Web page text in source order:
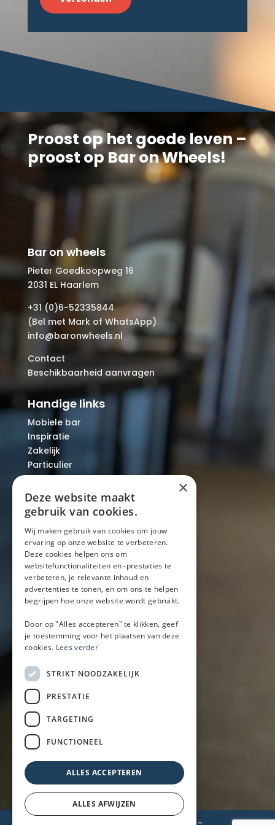
Proost op het goede leven –
proost op Bar on Wheels!
Bar on wheels
Pieter Goedkoopweg 16
2031 EL Haarlem
+31 (0)6-52335844
(Bel met Mark of WhatsApp)
info@baronwheels.nl
Contact
Beschikbaarheid aanvragen
Handige links
Mobiele bar
Inspiratie
Zakelijk
Particulier
Over ons
Blog
Locaties
Mobiele bar
Mobiele bar huren
Bier/wijn/fris bar
Champagnebar
Wijnbar
Aperol spritz bar
Arrangementen
Lunch
Borrel met hapjes
BBQ
Buffet
Walking dinner
×
Deze website maakt
gebruik van cookies.
Wij maken gebruik van cookies om jouw
ervaring op onze website te verbeteren.
Deze cookies helpen ons om
websitefunctionaliteiten en -prestaties te
verbeteren, je relevante inhoud en
advertenties te tonen, en om ons te helpen
begrijpen hoe onze website wordt gebruikt.
Door op "Alles accepteren" te klikken, geef
je toestemming voor het plaatsen van deze
cookies. Lees verder
STRIKT NOODZAKELIJK
PRESTATIE
TARGETING
FUNCTIONEEL
ALLES ACCEPTEREN
ALLES AFWIJZEN